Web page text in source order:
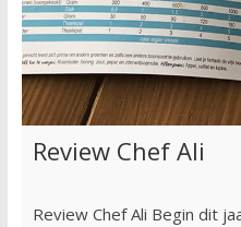
Review Chef Ali
Review Chef Ali Begin dit